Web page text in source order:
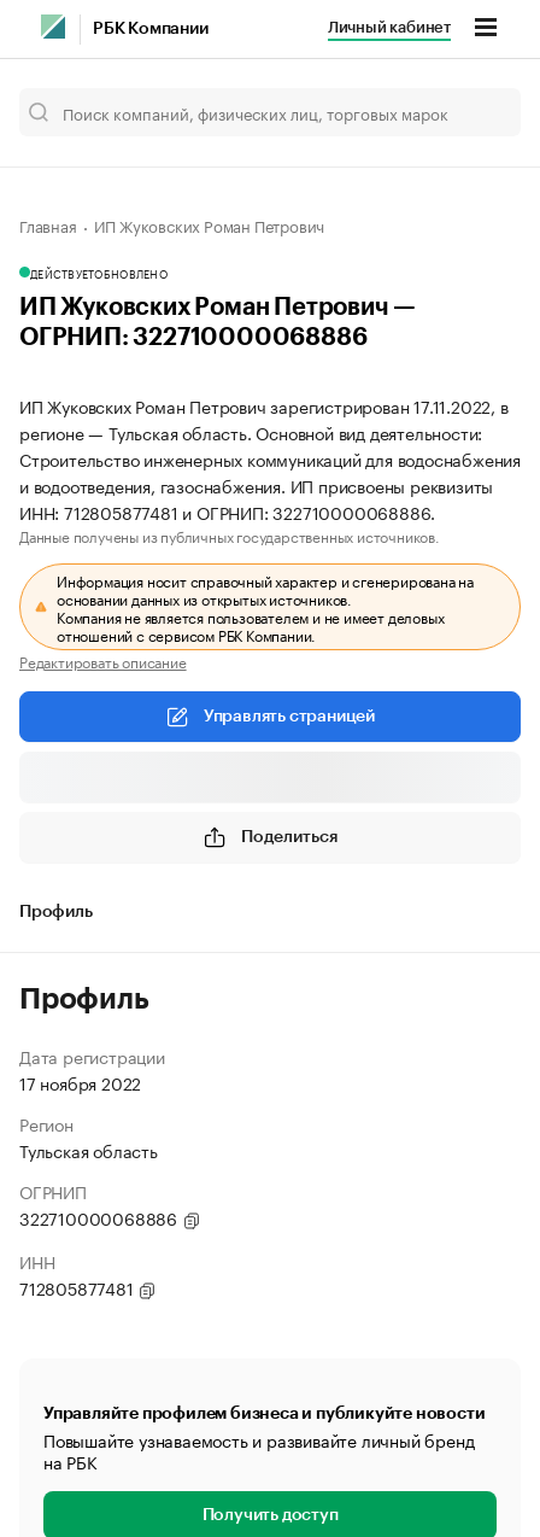
РБК Компании Личный кабинет
Главная ИП Жуковских Роман Петрович
ДЕЙСТВУЕТОБНОВЛЕНО
ИП Жуковских Роман Петрович —
ОГРНИП: 322710000068886
ИП Жуковских Роман Петрович зарегистрирован 17.11.2022, в
регионе — Тульская область. Основной вид деятельности:
Строительство инженерных коммуникаций для водоснабжения
и водоотведения, газоснабжения. ИП присвоены реквизиты
ИНН: 712805877481 и ОГРНИП: 322710000068886.
Данные получены из публичных государственных источников.
Информация носит справочный характер и сгенерирована на
основании данных из открытых источников.
Компания не является пользователем и не имеет деловых
отношений с сервисом РБК Компании.
Редактировать описание
Управлять страницей
Поделиться
Профиль
Профиль
Дата регистрации
17 ноября 2022
Регион
Тульская область
ОГРНИП
322710000068886
ИНН
712805877481
Управляйте профилем бизнеса и публикуйте новости
Повышайте узнаваемость и развивайте личный бренд
на РБК
Получить доступ